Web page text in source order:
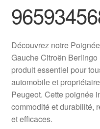
Livraison
Livraison internationale
Mon compte
Paiements
Panier
Découvrez notre
Gauche Citroën
produit essentiel pour
automobile et
Peugeot. Cette poignée
commodité et durabilité,
et efficaces.